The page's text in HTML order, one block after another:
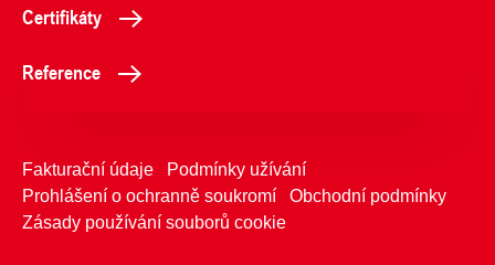
Certifikáty
Reference
Fakturační údaje
Podmínky užívání
Prohlášení o ochranně soukromí
Obchodní podmínky
Zásady používání souborů cookie